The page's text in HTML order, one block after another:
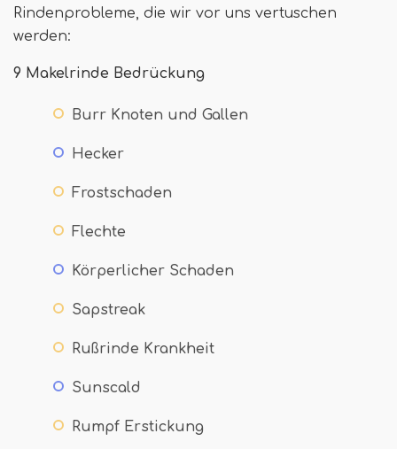
Rindenprobleme, die wir vor uns vertuschen
werden:
9 Makelrinde Bedrückung
Burr Knoten und Gallen
Hecker
Frostschaden
Flechte
Körperlicher Schaden
Sapstreak
Rußrinde Krankheit
Sunscald
Rumpf Erstickung